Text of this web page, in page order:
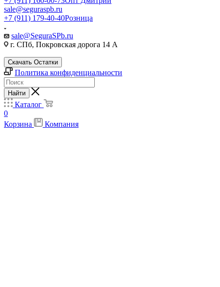
sale@seguraspb.ru
+7 (911) 179-40-40Розница
sale@SeguraSPb.ru
г. СПб, Покровская дорога 14 А
Скачать Остатки
Политика конфиденциальности
Найти
Каталог
0
Корзина
Компания